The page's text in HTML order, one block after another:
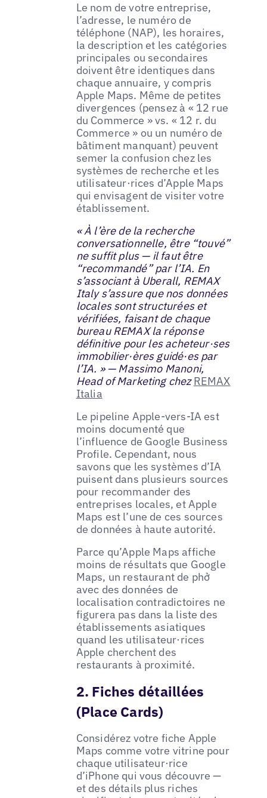
Le nom de votre entreprise,
l’adresse, le numéro de
téléphone (NAP), les horaires,
la description et les catégories
principales ou secondaires
doivent être identiques dans
chaque annuaire, y compris
Apple Maps. Même de petites
divergences (pensez à « 12 rue
du Commerce » vs. « 12 r. du
Commerce » ou un numéro de
bâtiment manquant) peuvent
semer la confusion chez les
systèmes de recherche et les
utilisateur·rices d’Apple Maps
qui envisagent de visiter votre
établissement.
« À l’ère de la recherche
conversationnelle, être “touvé”
ne suffit plus — il faut être
“recommandé” par l’IA. En
s’associant à Uberall, REMAX
Italy s’assure que nos données
locales sont structurées et
vérifiées, faisant de chaque
bureau REMAX la réponse
définitive pour les acheteur·ses
immobilier·ères guidé·es par
l’IA. » — Massimo Manoni,
Head of Marketing chez REMAX
Italia
Le pipeline Apple-vers-IA est
moins documenté que
l’influence de Google Business
Profile. Cependant, nous
savons que les systèmes d’IA
puisent dans plusieurs sources
pour recommander des
entreprises locales, et Apple
Maps est l’une de ces sources
de données à haute autorité.
Parce qu’Apple Maps affiche
moins de résultats que Google
Maps, un restaurant de phở
avec des données de
localisation contradictoires ne
figurera pas dans la liste des
établissements asiatiques
quand les utilisateur·rices
Apple cherchent des
restaurants à proximité.
2. Fiches détaillées
(Place Cards)
Considérez votre fiche Apple
Maps comme votre vitrine pour
chaque utilisateur·rice
d’iPhone qui vous découvre —
et des détails plus riches